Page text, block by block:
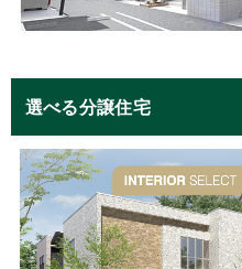
選べる分譲住宅